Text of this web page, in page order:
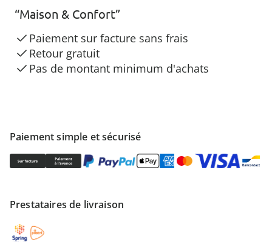
Paiement simple et sécurisé
Prestataires de livraison
“Maison & Confort”
Paiement sur facture sans frais
Retour gratuit
Pas de montant minimum d'achats